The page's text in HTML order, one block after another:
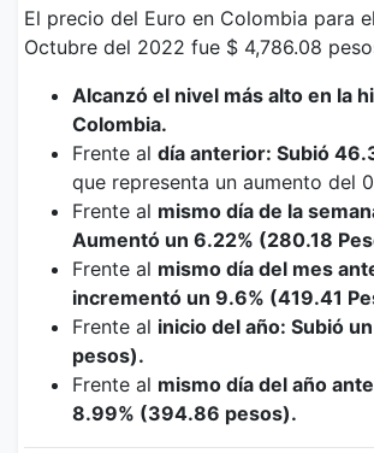
El precio del Euro en Colombia para
Octubre del 2022 fue $ 4,786.08
Alcanzó el nivel más alto en la
Colombia.
Frente al día anterior: Subió
que representa un aumento del
Frente al mismo día de la
Aumentó un 6.22% (280.18
Frente al mismo día del mes
incrementó un 9.6% (419.41
Frente al inicio del año: Subió
pesos).
Frente al mismo día del año
8.99% (394.86 pesos).